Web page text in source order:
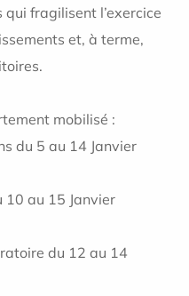
fragilisent l’exercice
et, à terme,
mobilisé :
du 5 au 14 Janvier
10 au 15 Janvier
du 12 au 14